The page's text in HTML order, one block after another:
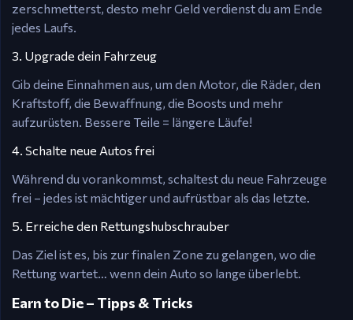
zerschmetterst, desto mehr Geld verdienst du am Ende
jedes Laufs.
3. Upgrade dein Fahrzeug
Gib deine Einnahmen aus, um den Motor, die Räder, den
Kraftstoff, die Bewaffnung, die Boosts und mehr
aufzurüsten. Bessere Teile = längere Läufe!
4. Schalte neue Autos frei
Während du vorankommst, schaltest du neue Fahrzeuge
frei – jedes ist mächtiger und aufrüstbar als das letzte.
5. Erreiche den Rettungshubschrauber
Das Ziel ist es, bis zur finalen Zone zu gelangen, wo die
Rettung wartet… wenn dein Auto so lange überlebt.
Earn to Die – Tipps & Tricks